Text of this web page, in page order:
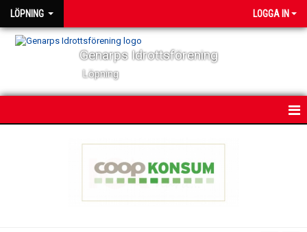
LÖPNING LOGGA IN
Genarps Idrottsförening
Löpning